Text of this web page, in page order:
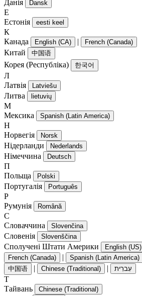
Данія
Dansk
Е
Естонія
eesti keel
К
Канада
English (CA) | French (Canada)
Китай 中国语
Корея (Республіка) 한국어
Л
Латвія
Latviešu
Литва lietuvių
М
Мексика
Spanish (Latin America)
Н
Норвегія
Norsk
Нідерланди Nederlands
Німеччина Deutsch
П
Польща
Polski
Португалія Português
Р
Румунія
Română
С
Словаччина
Slovenčina
Словенія Slovenščina
Сполучені Штати Америки English (US)
French (Canada) | Spanish (Latin America)
中国语 | Chinese (Traditional) | עִברִית
Т
Тайвань
Chinese (Traditional)